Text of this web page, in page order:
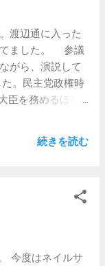
負担分」＋「税
障の増大問題は
渡辺通に入った
てました。 参議
がら、演説して
。民主党政権時
を務めるほど
に「これぞ民主
続きを読む
今度はネイルサ